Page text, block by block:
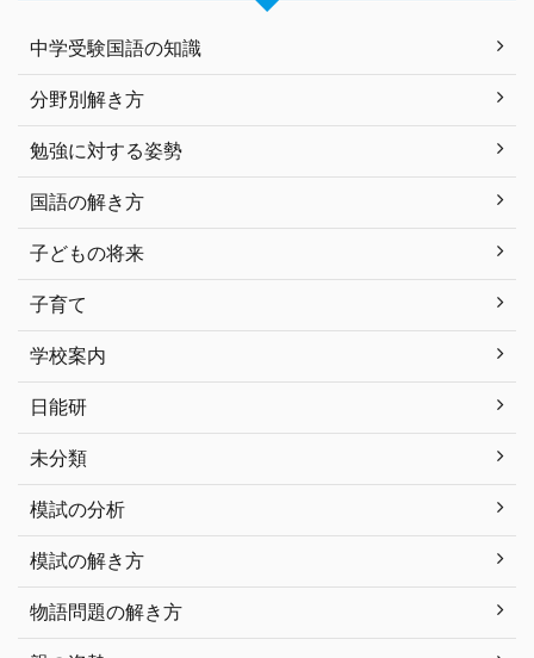
中学受験国語の知識
分野別解き方
勉強に対する姿勢
国語の解き方
子どもの将来
子育て
学校案内
日能研
未分類
模試の分析
模試の解き方
物語問題の解き方